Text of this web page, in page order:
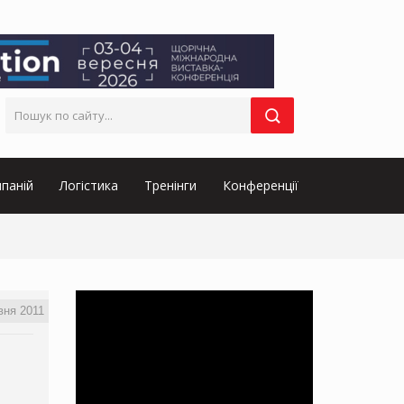
Логістика Тренінги Конференції
2011